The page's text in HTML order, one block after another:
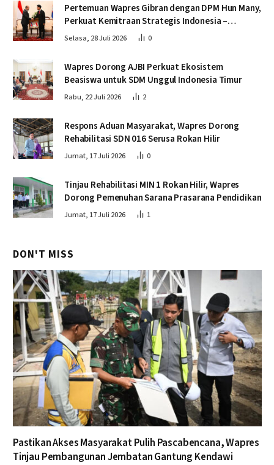
Pertemuan Wapres Gibran dengan DPM Hun Many,
Perkuat Kemitraan Strategis Indonesia –
Kamboja
Selasa, 28 Juli 2026 0
Wapres Dorong AJBI Perkuat Ekosistem
Beasiswa untuk SDM Unggul Indonesia Timur
Rabu, 22 Juli 2026 2
Respons Aduan Masyarakat, Wapres Dorong
Rehabilitasi SDN 016 Serusa Rokan Hilir
Jumat, 17 Juli 2026 0
Tinjau Rehabilitasi MIN 1 Rokan Hilir, Wapres
Dorong Pemenuhan Sarana Prasarana Pendidikan
Jumat, 17 Juli 2026 1
DON'T MISS
Pastikan Akses Masyarakat Pulih Pascabencana, Wapres
Tinjau Pembangunan Jembatan Gantung Kendawi